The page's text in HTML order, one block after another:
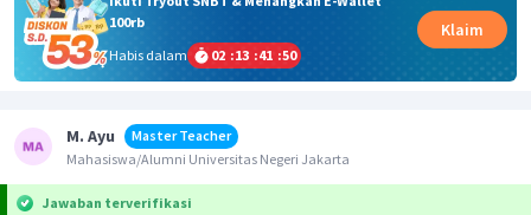
100rb
Habis dalam
02 :13 :41 :50
Klaim
M. Ayu
Master Teacher
Mahasiswa/Alumni Universitas Negeri Jakarta
Jawaban terverifikasi